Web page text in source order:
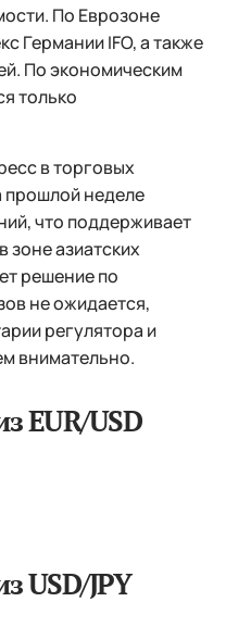
По Еврозоне
Германии IFO, а также
По экономическим
только
в торговых
прошлой неделе
что поддерживает
зоне азиатских
решение по
не ожидается,
регулятора и
внимательно.
EUR/USD
USD/JPY